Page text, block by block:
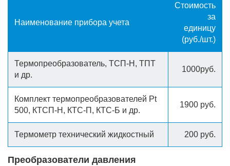
Наименование прибора учета
Стоимость
за
единицу
(руб./шт.)
Термопреобразователь, ТСП-Н, ТПТ
и др.
1000руб.
Комплект термопреобразователей Pt
500, КТСП-Н, КТС-П, КТС-Б и др.
1900 руб.
Термометр технический жидкостный 200 руб.
Преобразователи давления